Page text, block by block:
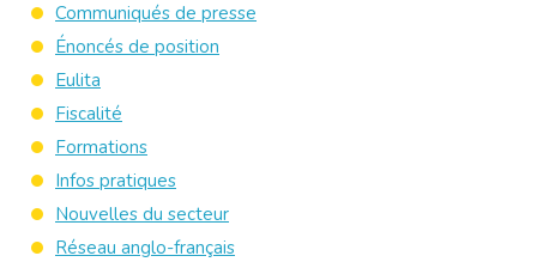
Communiqués de presse
Énoncés de position
Eulita
Fiscalité
Formations
Infos pratiques
Nouvelles du secteur
Réseau anglo-français